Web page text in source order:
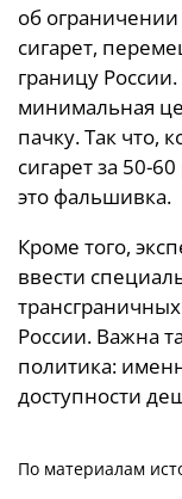
об
сигарет,
границу
минимальная
пачку. Так что,
сигарет за 50-
это фальшивка.
Кроме того,
ввести
России. Важна
политика:
доступности
По материалам